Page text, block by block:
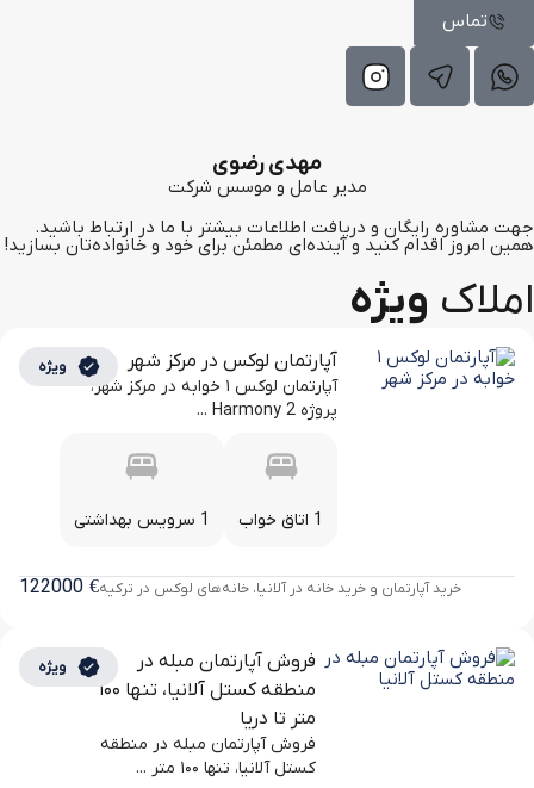
تماس
مهدی رضوی
مدیر عامل و موسس شرکت
جهت مشاوره رایگان و دریافت اطلاعات بیشتر با ما در ارتباط باشید.
همین امروز اقدام کنید و آینده‌ای مطمئن برای خود و خانواده‌تان بسازید!
املاک ویژه
آپارتمان لوکس در مرکز شهر
آپارتمان لوکس ۱ خوابه در مرکز شهر،
پروژه Harmony 2 ...
1 اتاق خواب 1 سرویس بهداشتی
ویژه
€
122000 خرید آپارتمان و خرید خانه در آلانیا، خانه‌های لوکس در ترکیه
فروش آپارتمان مبله در
منطقه کستل آلانیا، تنها ۱۰۰
متر تا دریا
فروش آپارتمان مبله در منطقه
کستل آلانیا، تنها ۱۰۰ متر ...
ویژه